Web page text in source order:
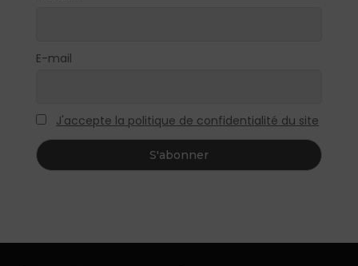
E-mail
J'accepte la politique de confidentialité du site